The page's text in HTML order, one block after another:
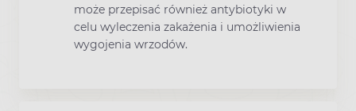
może przepisać również antybiotyki w
celu wyleczenia zakażenia i umożliwienia
wygojenia wrzodów.